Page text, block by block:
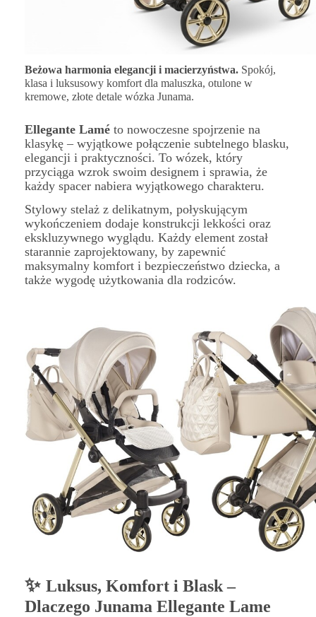
Beżowa harmonia elegancji i macierzyństwa. Spokój,
klasa i luksusowy komfort dla maluszka, otulone w
kremowe, złote detale wózka Junama.
Ellegante Lamé to nowoczesne spojrzenie na
klasykę – wyjątkowe połączenie subtelnego blasku,
elegancji i praktyczności. To wózek, który
przyciąga wzrok swoim designem i sprawia, że
każdy spacer nabiera wyjątkowego charakteru.
Stylowy stelaż z delikatnym, połyskującym
wykończeniem dodaje konstrukcji lekkości oraz
ekskluzywnego wyglądu. Każdy element został
starannie zaprojektowany, by zapewnić
maksymalny komfort i bezpieczeństwo dziecka, a
także wygodę użytkowania dla rodziców.
✨ Luksus, Komfort i Blask –
Dlaczego Junama Ellegante Lame